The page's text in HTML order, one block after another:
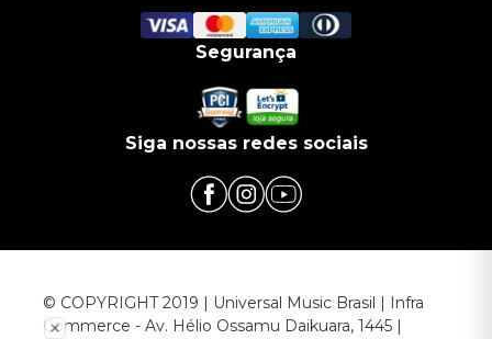
Segurança
Siga nossas redes sociais
© COPYRIGHT 2019 | Universal Music Brasil | Infra
Commerce - Av. Hélio Ossamu Daikuara, 1445 |